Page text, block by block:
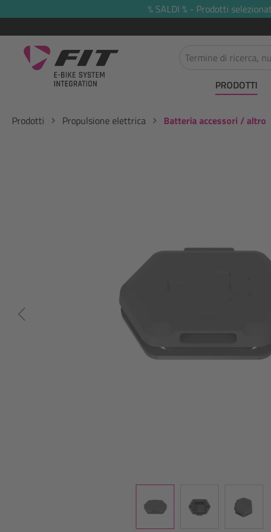
Passa alla navigazione principale% SALDI % - Prodotti
PRODOTTI
Prodotti Propulsione elettrica Batteria accessori / altro